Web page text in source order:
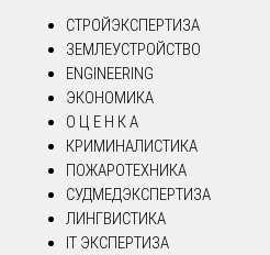
СТРОЙЭКСПЕРТИЗА
ЗЕМЛЕУСТРОЙСТВО
ENGINEERING
ЭКОНОМИКА
О Ц Е Н К А
КРИМИНАЛИСТИКА
ПОЖАРОТЕХНИКА
СУДМЕДЭКСПЕРТИЗА
ЛИНГВИСТИКА
IT ЭКСПЕРТИЗА